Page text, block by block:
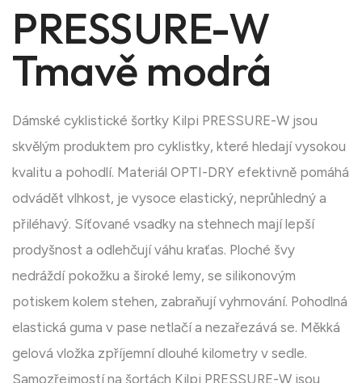
PRESSURE-W
Tmavě modrá
Dámské cyklistické šortky Kilpi PRESSURE-W jsou
skvělým produktem pro cyklistky, které hledají vysokou
kvalitu a pohodlí. Materiál OPTI-DRY efektivně pomáhá
odvádět vlhkost, je vysoce elastický, neprůhledný a
přiléhavý. Síťované vsadky na stehnech mají lepší
prodyšnost a odlehčují váhu kraťas. Ploché švy
nedráždí pokožku a široké lemy, se silikonovým
potiskem kolem stehen, zabraňují vyhrnování. Pohodlná
elastická guma v pase netlačí a nezařezává se. Měkká
gelová vložka zpříjemní dlouhé kilometry v sedle.
Samozřejmostí na šortách Kilpi PRESSURE-W jsou